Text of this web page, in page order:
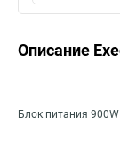
Описание
Блок питания